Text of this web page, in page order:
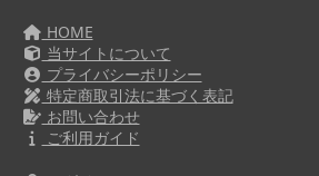
HOME
当サイトについて
プライバシーポリシー
特定商取引法に基づく表記
お問い合わせ
ご利用ガイド